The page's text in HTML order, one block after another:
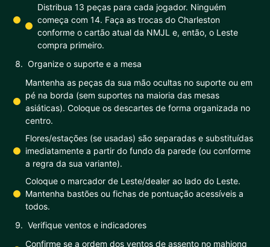
Distribua 13 peças para cada jogador. Ninguém
começa com 14. Faça as trocas do Charleston
conforme o cartão atual da NMJL e, então, o Leste
compra primeiro.
Organize o suporte e a mesa
Mantenha as peças da sua mão ocultas no suporte ou em
pé na borda (sem suportes na maioria das mesas
asiáticas). Coloque os descartes de forma organizada no
centro.
Flores/estações (se usadas) são separadas e substituídas
imediatamente a partir do fundo da parede (ou conforme
a regra da sua variante).
Coloque o marcador de Leste/dealer ao lado do Leste.
Mantenha bastões ou fichas de pontuação acessíveis a
todos.
Verifique ventos e indicadores
Confirme se a ordem dos ventos de assento no mahjong